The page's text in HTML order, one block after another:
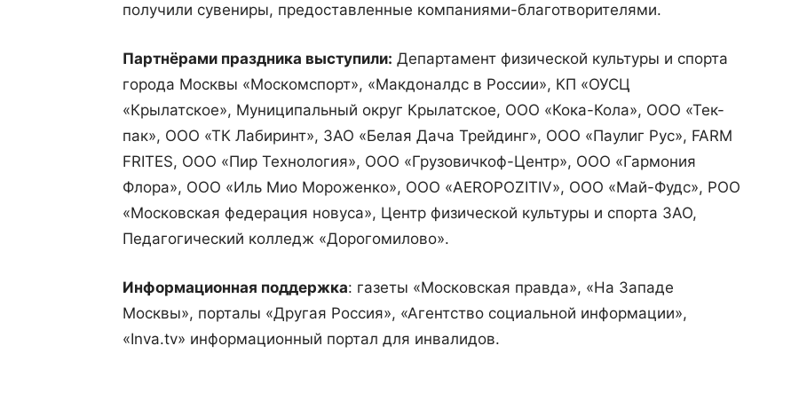
получили сувениры, предоставленные компаниями-благотворителями.
Партнёрами праздника выступили: Департамент физической культуры и спорта
города Москвы «Москомспорт», «Макдоналдс в России», КП «ОУСЦ
«Крылатское», Муниципальный округ Крылатское, ООО «Кока-Кола», ООО «Тек-
пак», ООО «ТК Лабиринт», ЗАО «Белая Дача Трейдинг», ООО «Паулиг Рус», FARM
FRITES, ООО «Пир Технология», ООО «Грузовичкоф-Центр», ООО «Гармония
Флора», ООО «Иль Мио Мороженко», ООО «AEROPOZITIV», ООО «Май-Фудс», РОО
«Московская федерация новуса», Центр физической культуры и спорта ЗАО,
Педагогический колледж «Дорогомилово».
Информационная поддержка: газеты «Московская правда», «На Западе
Москвы», порталы «Другая Россия», «Агентство социальной информации»,
«Inva.tv» информационный портал для инвалидов.